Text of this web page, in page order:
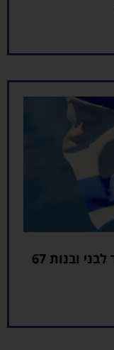
מלחמת חרבות ברזל: מענק מיוחד לבני ובנות 67